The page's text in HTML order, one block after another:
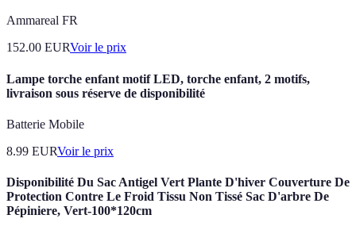
Ammareal FR
152.00 EURVoir le prix
Lampe torche enfant motif LED, torche enfant, 2 motifs,
livraison sous réserve de disponibilité
Batterie Mobile
8.99 EURVoir le prix
Disponibilité Du Sac Antigel Vert Plante D'hiver Couverture De
Protection Contre Le Froid Tissu Non Tissé Sac D'arbre De
Pépiniere, Vert-100*120cm